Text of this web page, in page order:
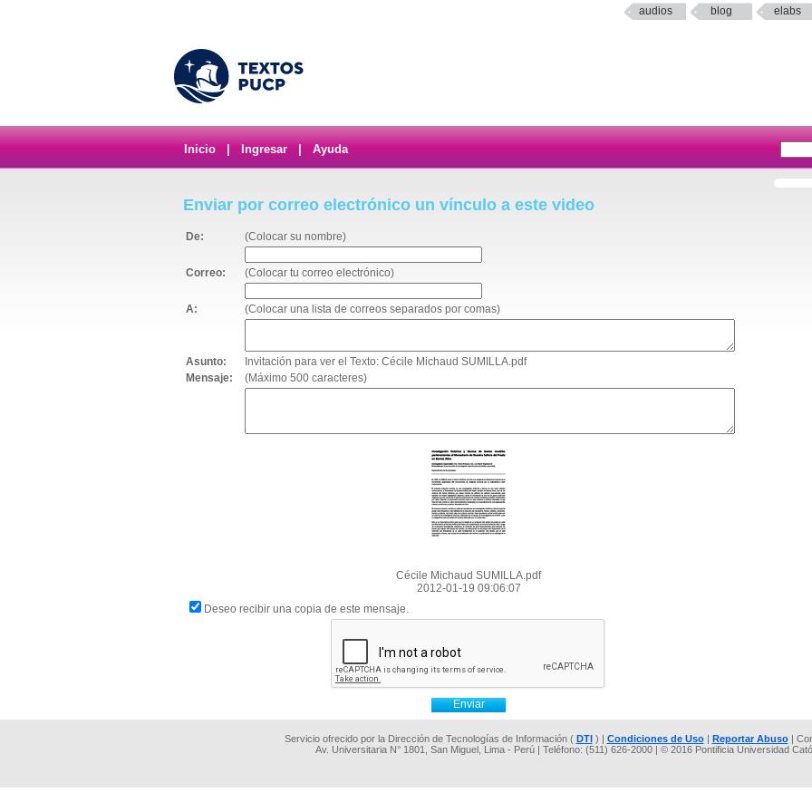
audios blog elabs
Inicio Ingresar Ayuda
Enviar por correo electrónico un vínculo a este video
De: (Colocar su nombre)
Correo: (Colocar tu correo electrónico)
A: (Colocar una lista de correos separados por comas)
Asunto:
Invitación para ver el Texto: Cécile Michaud SUMILLA.pdf
Mensaje:
(Máximo 500 caracteres)
Cécile Michaud SUMILLA.pdf
2012-01-19 09:06:07
Deseo recibir una copia de este mensaje.
Servicio ofrecido por la Dirección de Tecnologías de Información ( DTI) | Condiciones de Uso| Reportar Abuso|
Av. Universitaria N° 1801, San Miguel, Lima - Perú | Teléfono: (511) 626-2000 | © 2016 Pontificia Universidad